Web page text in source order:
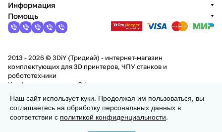
В корзину
Информация
Помощь
2013 - 2026 © 3DiY (Тридиай) - интернет-магазин
комплектующих для 3D принтеров, ЧПУ станков и
робототехники
Конфиденциальность Оферта
Наш сайт использует куки. Продолжая им пользоваться, вы
соглашаетесь на обработку персональных данных в
соответствии с политикой конфиденциальности.